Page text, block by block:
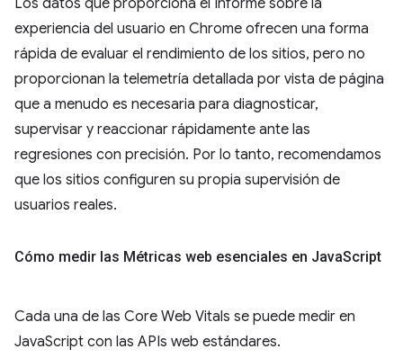
experiencia del usuario en Chrome ofrecen una forma
rápida de evaluar el rendimiento de los sitios, pero no
proporcionan la telemetría detallada por vista de página
que a menudo es necesaria para diagnosticar,
supervisar y reaccionar rápidamente ante las
regresiones con precisión. Por lo tanto, recomendamos
que los sitios configuren su propia supervisión de
usuarios reales.
Cómo medir las Métricas web esenciales en JavaScript
Cada una de las Core Web Vitals se puede medir en
JavaScript con las APIs web estándares.